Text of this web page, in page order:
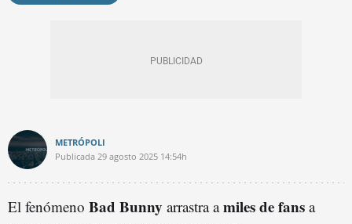
METRÓPOLI
Publicada 29 agosto 2025 14:54h
El fenómeno Bad Bunny arrastra amiles de fans a